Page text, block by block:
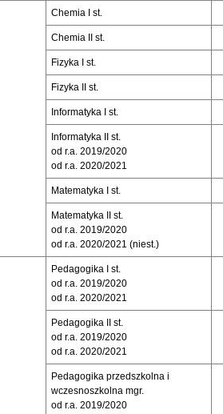
Chemia I st.
Chemia II st.
Fizyka I st.
Fizyka II st.
Informatyka I st.
Informatyka II st.
od r.a. 2019/2020
od r.a. 2020/2021
Matematyka I st.
Matematyka II st.
od r.a. 2019/2020
od r.a. 2020/2021 (niest.)
Pedagogika I st.
od r.a. 2019/2020
od r.a. 2020/2021
Pedagogika II st.
od r.a. 2019/2020
od r.a. 2020/2021
Pedagogika przedszkolna i
wczesnoszkolna mgr.
od r.a. 2019/2020